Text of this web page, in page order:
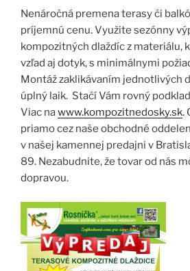
Nenáročná premena terasy či
príjemnú cenu. Využite sezónny
kompozitných dlaždíc z materiálu,
vzľad aj dotyk, s minimálnymi
Montáž zaklikávaním jednotlivých
úplný laik. Stačí Vám rovný
Viac nawww.kompozitnedosky.sk.
priamo cez naše obchodné
v našej kamennej predajni v
89. Nezabudnite, že tovar od nás
dopravou.